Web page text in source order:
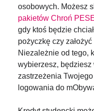
osobowych. Możesz
pakietów Chroń
gdy ktoś będzie
pożyczkę czy
Niezależnie od tego,
wybierzesz,
zastrzeżenia
logowania do